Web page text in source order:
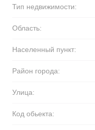
Тип недвижимости:
Область:
Населенный пункт:
Район города:
Улица:
Код обьекта: